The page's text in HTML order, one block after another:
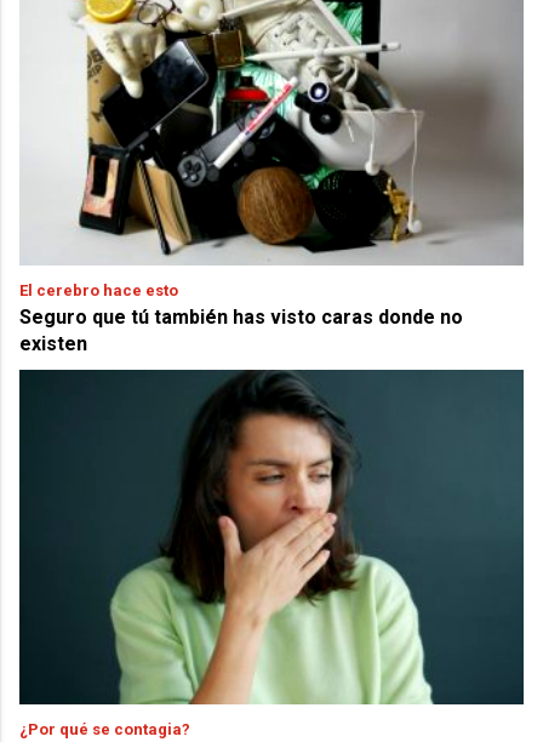
El cerebro hace esto
Seguro que tú también has visto caras donde no
existen
¿Por qué se contagia?